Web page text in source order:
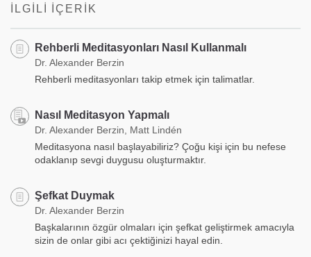
İLGILI İÇERIK
Rehberli Meditasyonları Nasıl Kullanmalı
Dr. Alexander Berzin
Rehberli meditasyonları takip etmek için talimatlar.
Nasıl Meditasyon Yapmalı
Dr. Alexander Berzin, Matt Lindén
Meditasyona nasıl başlayabiliriz? Çoğu kişi için bu nefese
odaklanıp sevgi duygusu oluşturmaktır.
Şefkat Duymak
Dr. Alexander Berzin
Başkalarının özgür olmaları için şefkat geliştirmek amacıyla
sizin de onlar gibi acı çektiğinizi hayal edin.